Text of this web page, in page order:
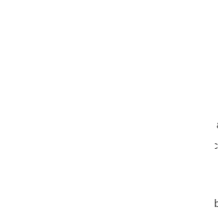
El impacto en el sector ganadero se
de comprar silo y otros alimentos para
La ausencia de lluvias en la región